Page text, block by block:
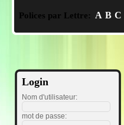
Polices par Lettre: A B C
Login
Nom d'utilisateur:
mot de passe: